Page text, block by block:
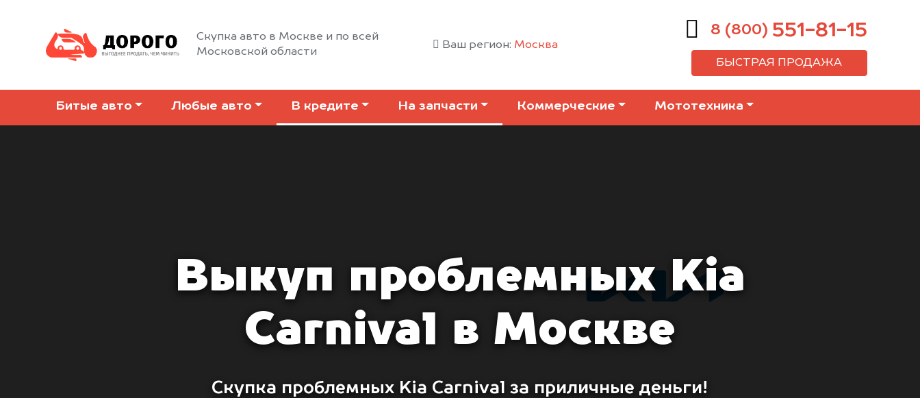
Скупка авто в Москве и по всей
Московской области
Ваш регион: Москва
8 (800) 551-81-15
БЫСТРАЯ ПРОДАЖА
Битые авто Любые авто В кредите На запчасти Коммерческие Мототехника
Выкуп проблемных Kia
Carnival в Москве
Скупка проблемных Kia Carnival за приличные деньги!